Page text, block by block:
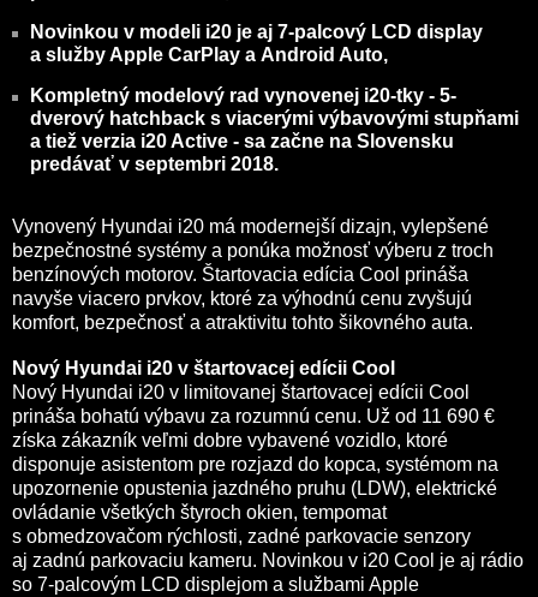
Novinkou v modeli i20 je aj 7-palcový LCD display
a služby Apple CarPlay a Android Auto,
Kompletný modelový rad vynovenej i20-tky - 5-
dverový hatchback s viacerými výbavovými stupňami
a tiež verzia i20 Active - sa začne na Slovensku
predávať v septembri 2018.
Vynovený Hyundai i20 má modernejší dizajn, vylepšené
bezpečnostné systémy a ponúka možnosť výberu z troch
benzínových motorov. Štartovacia edícia Cool prináša
navyše viacero prvkov, ktoré za výhodnú cenu zvyšujú
komfort, bezpečnosť a atraktivitu tohto šikovného auta.
Nový Hyundai i20 v štartovacej edícii Cool
Nový Hyundai i20 v limitovanej štartovacej edícii Cool
prináša bohatú výbavu za rozumnú cenu. Už od 11 690 €
získa zákazník veľmi dobre vybavené vozidlo, ktoré
disponuje asistentom pre rozjazd do kopca, systémom na
upozornenie opustenia jazdného pruhu (LDW), elektrické
ovládanie všetkých štyroch okien, tempomat
s obmedzovačom rýchlosti, zadné parkovacie senzory
aj zadnú parkovaciu kameru. Novinkou v i20 Cool je aj rádio
so 7-palcovým LCD displejom a službami Apple